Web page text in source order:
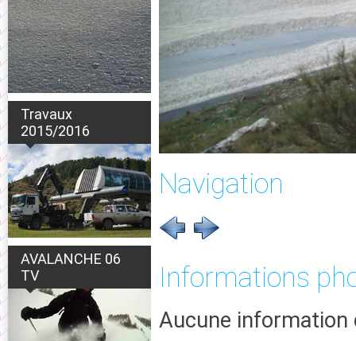
Travaux
2015/2016
AVALANCHE 06
TV
Navigation
Informations
Aucune information